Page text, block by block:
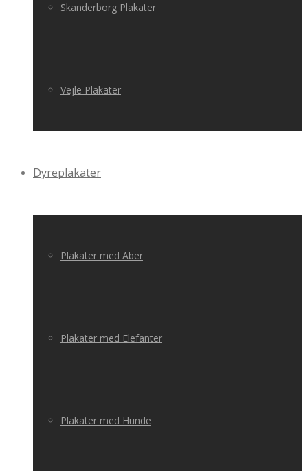
Skanderborg Plakater
Vejle Plakater
Dyreplakater
Plakater med Aber
Plakater med Elefanter
Plakater med Hunde